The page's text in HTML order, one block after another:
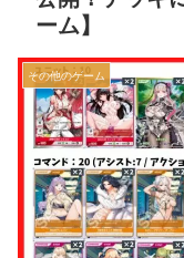
ーム】
その他のゲーム